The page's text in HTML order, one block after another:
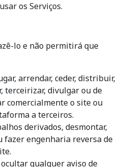
os Serviços.
lo e não permitirá que
arrendar, ceder, distribuir,
terceirizar, divulgar ou de
comercialmente o site ou
a terceiros.
derivados, desmontar,
fazer engenharia reversa de
qualquer aviso de